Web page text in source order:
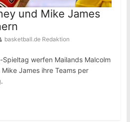
und Mike James
basketball.de Redaktion
Spieltag werfen Mailands Malcolm
James ihre Teams per